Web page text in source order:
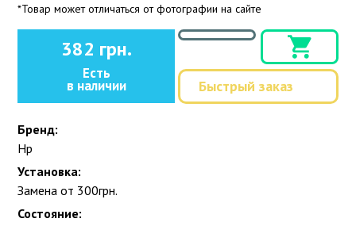
*Товар может отличаться от фотографии на сайте
382 грн.
Есть
в наличии Быстрый заказ
Бренд:
Hp
Установка:
Замена от 300грн.
Состояние: